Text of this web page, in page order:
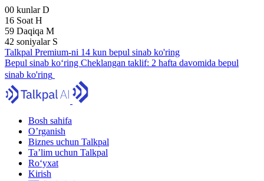
00 kunlarD
16 Soat H
59 Daqiqa M
41 soniyalar S
Talkpal Premium-ni 14 kun bepul sinab ko'ring
Bepul sinab ko‘ring Cheklangan taklif: 2 hafta davomida bepul
sinab ko'ring
Bosh sahifa
O’rganish
Biznes uchun Talkpal
Ta’lim uchun Talkpal
Ro‘yxat
Kirish